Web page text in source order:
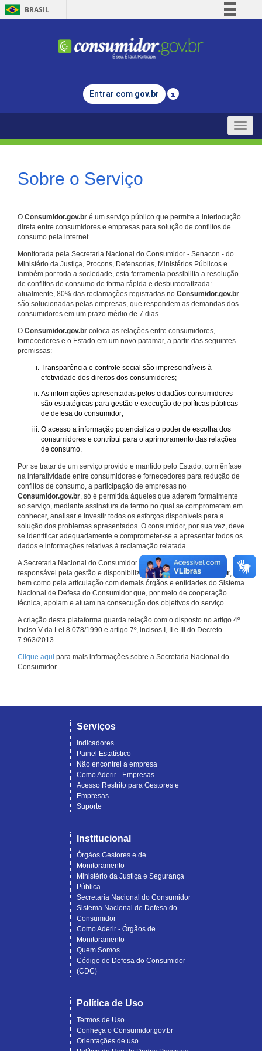
BRASIL
Comunica BR
Legislação
Entrar com gov.br
Toggle
Sobre o Serviço
O Consumidor.gov.br é um serviço público que permite a interlocução
direta entre consumidores e empresas para solução de conflitos de
consumo pela internet.
Monitorada pela Secretaria Nacional do Consumidor - Senacon - do
Ministério da Justiça, Procons, Defensorias, Ministérios Públicos e
também por toda a sociedade, esta ferramenta possibilita a resolução
de conflitos de consumo de forma rápida e desburocratizada:
atualmente, 80% das reclamações registradas no Consumidor.gov.br
são solucionadas pelas empresas, que respondem as demandas dos
consumidores em um prazo médio de 7 dias.
O Consumidor.gov.br coloca as relações entre consumidores,
fornecedores e o Estado em um novo patamar, a partir das seguintes
premissas:
Transparência e controle social são imprescindíveis à
efetividade dos direitos dos consumidores;
As informações apresentadas pelos cidadãos consumidores
são estratégicas para gestão e execução de políticas públicas
de defesa do consumidor;
O acesso a informação potencializa o poder de escolha dos
consumidores e contribui para o aprimoramento das relações
de consumo.
Por se tratar de um serviço provido e mantido pelo Estado, com ênfase
na interatividade entre consumidores e fornecedores para redução de
conflitos de consumo, a participação de empresas no
Consumidor.gov.br, só é permitida àqueles que aderem formalmente
ao serviço, mediante assinatura de termo no qual se comprometem em
conhecer, analisar e investir todos os esforços disponíveis para a
solução dos problemas apresentados. O consumidor, por sua vez, deve
se identificar adequadamente e comprometer-se a apresentar todos os
dados e informações relativas à reclamação relatada.
A Secretaria Nacional do Consumidor do Ministério da Justiça é a
responsável pela gestão e disponibilização doConsumidor.gov.br,
bem como pela articulação com demais órgãos e entidades do Sistema
Nacional de Defesa do Consumidor que, por meio de cooperação
técnica, apoiam e atuam na consecução dos objetivos do serviço.
A criação desta plataforma guarda relação com o disposto no artigo 4º
inciso V da Lei 8.078/1990 e artigo 7º, incisos I, II e III do Decreto
7.963/2013.
Clique aqui para mais informações sobre a Secretaria Nacional do
Consumidor.
Serviços
Indicadores
Painel Estatístico
Não encontrei a empresa
Como Aderir - Empresas
Acesso Restrito para Gestores e
Empresas
Suporte
Institucional
Órgãos Gestores e de
Monitoramento
Ministério da Justiça e Segurança
Pública
Secretaria Nacional do Consumidor
Sistema Nacional de Defesa do
Consumidor
Como Aderir - Órgãos de
Monitoramento
Quem Somos
Código de Defesa do Consumidor
(CDC)
Política de Uso
Termos de Uso
Conheça o Consumidor.gov.br
Orientações de uso